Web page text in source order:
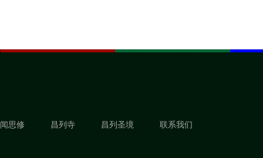
闻思修 昌列寺 昌列圣境 联系我们